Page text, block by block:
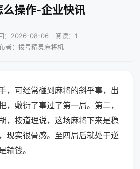
么操作-企业快讯
：2026-08-06｜阅读：1
者：拨号精灵麻将机
，可经常碰到麻将的斜乎事，出
，敷衍了事过了第一局。第二，
，按道理说，这场麻将下来是稳
现实很骨感。至四局后就处于逆
输钱。